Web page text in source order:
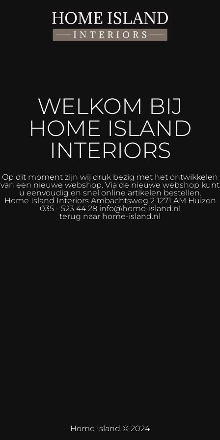
WELKOM BIJ
HOME ISLAND
INTERIORS
Op dit moment zijn wij druk bezig met het ontwikkelen
van een nieuwe webshop. Via de nieuwe webshop kunt
u eenvoudig en snel online artikelen bestellen.
Home Island Interiors Ambachtsweg 2 1271 AM Huizen
035 - 523 44 28 info@home-island.nl
terug naar home-island.nl
Home Island © 2024